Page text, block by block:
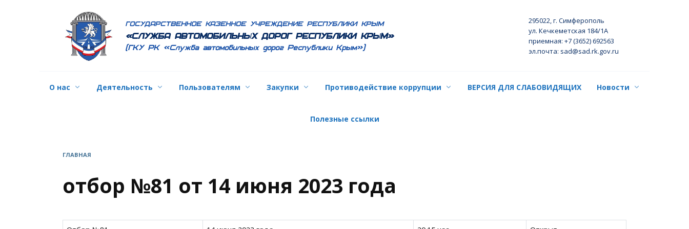
ГОСУДАРСТВЕННОЕ КАЗЕННОЕ УЧРЕЖДЕНИЕ РЕСПУБЛИКИ КРЫМ
«СЛУЖБА АВТОМОБИЛЬНЫХ ДОРОГ РЕСПУБЛИКИ КРЫМ»
(ГКУ РК «Служба автомобильных дорог Республики Крым»)
295022, г. Симферополь
ул. Кечкеметская 184/1А
приемная: +7 (3652) 692563
эл.почта: sad@sad.rk.gov.ru
О нас Деятельность Пользователям Закупки Противодействие коррупции ВЕРСИЯ ДЛЯ СЛАБОВИДЯЩИХ Новости
Полезные ссылки
ГЛАВНАЯ
отбор №81 от 14 июня 2023 года